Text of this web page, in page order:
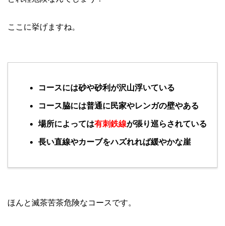
ここに挙げますね。
コースには砂や砂利が沢山浮いている
コース脇には普通に民家やレンガの壁やある
場所によっては有刺鉄線が張り巡らされている
長い直線やカーブをハズれれば緩やかな崖
ほんと滅茶苦茶危険なコースです。